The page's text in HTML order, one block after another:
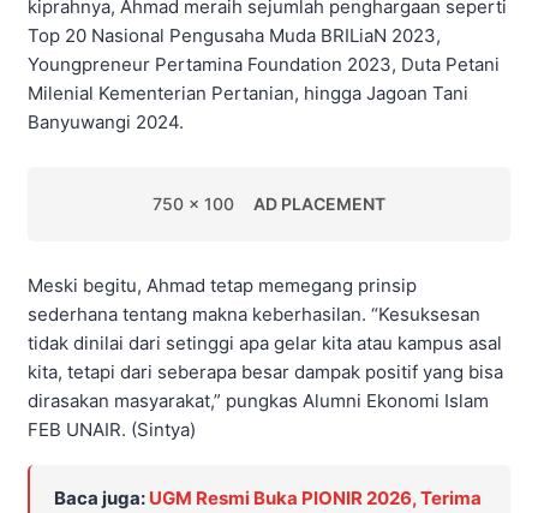
kiprahnya, Ahmad meraih sejumlah penghargaan seperti
Top 20 Nasional Pengusaha Muda BRILiaN 2023,
Youngpreneur Pertamina Foundation 2023, Duta Petani
Milenial Kementerian Pertanian, hingga Jagoan Tani
Banyuwangi 2024.
750 x 100 AD PLACEMENT
Meski begitu, Ahmad tetap memegang prinsip
sederhana tentang makna keberhasilan. “Kesuksesan
tidak dinilai dari setinggi apa gelar kita atau kampus asal
kita, tetapi dari seberapa besar dampak positif yang bisa
dirasakan masyarakat,” pungkas Alumni Ekonomi Islam
FEB UNAIR. (Sintya)
Baca juga: UGM Resmi Buka PIONIR 2026, Terima